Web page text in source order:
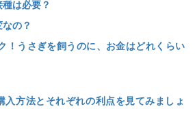
は必要？
の？
！うさぎを飼うのに、お金はどれくらい
入方法とそれぞれの利点を見てみましょ